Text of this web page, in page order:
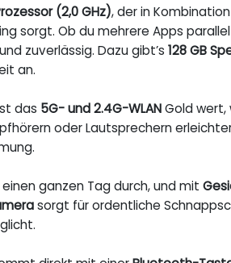
(2,0 GHz), der in
sorgt. Ob du mehrere Apps
zuverlässig. Dazu gibt’s128 GB
an.
das 5G- und 2.4G-WLANGold
oder Lautsprechern
ganzen Tag durch, und mit
sorgt für ordentliche